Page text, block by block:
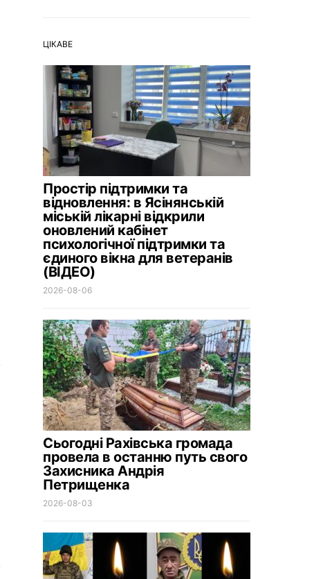
ЦІКАВЕ
Простір підтримки та
відновлення: в Ясінянській
міській лікарні відкрили
оновлений кабінет
психологічної підтримки та
єдиного вікна для ветеранів
(ВІДЕО)
2026-08-06
Сьогодні Рахівська громада
провела в останню путь свого
Захисника Андрія
Петрищенка
2026-08-03